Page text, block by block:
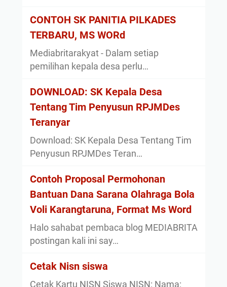
CONTOH SK PANITIA PILKADES
TERBARU, MS WORd
Mediabritarakyat - Dalam setiap
pemilihan kepala desa perlu…
DOWNLOAD: SK Kepala Desa
Tentang Tim Penyusun RPJMDes
Teranyar
Download: SK Kepala Desa Tentang Tim
Penyusun RPJMDes Teran…
Contoh Proposal Permohonan
Bantuan Dana Sarana Olahraga Bola
Voli Karangtaruna, Format Ms Word
Halo sahabat pembaca blog MEDIABRITA
postingan kali ini say…
Cetak Nisn siswa
Cetak Kartu NISN Siswa NISN: Nama: